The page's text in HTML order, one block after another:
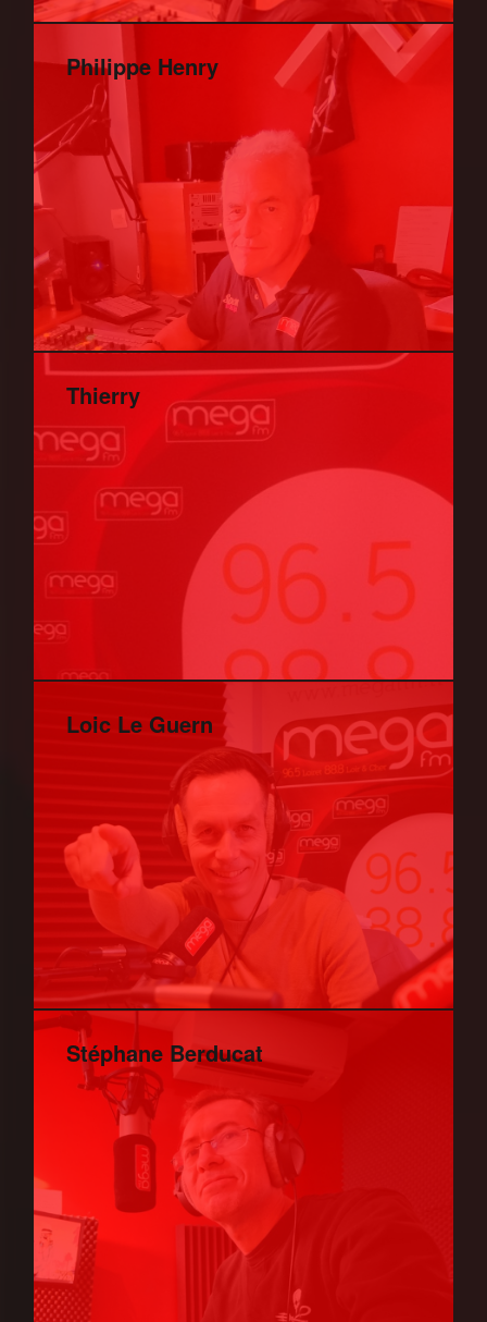
Philippe Henry
Thierry
Loic Le Guern
Stéphane Berducat